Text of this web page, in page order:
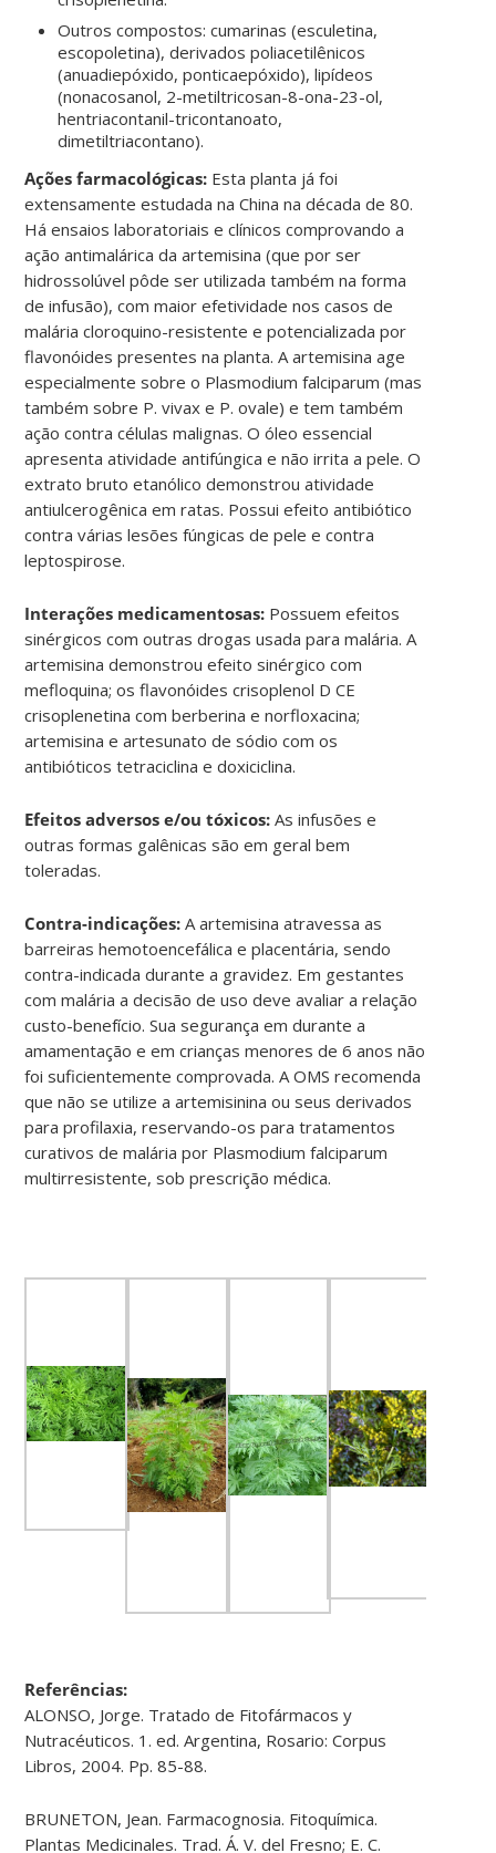
Outros compostos: cumarinas (esculetina,
escopoletina), derivados poliacetilênicos
(anuadiepóxido, ponticaepóxido), lipídeos
(nonacosanol, 2-metiltricosan-8-ona-23-ol,
hentriacontanil-tricontanoato,
dimetiltriacontano).
Ações farmacológicas: Esta planta já foi
extensamente estudada na China na década de 80.
Há ensaios laboratoriais e clínicos comprovando a
ação antimalárica da artemisina (que por ser
hidrossolúvel pôde ser utilizada também na forma
de infusão), com maior efetividade nos casos de
malária cloroquino-resistente e potencializada por
flavonóides presentes na planta. A artemisina age
especialmente sobre o Plasmodium falciparum (mas
também sobre P. vivax e P. ovale) e tem também
ação contra células malignas. O óleo essencial
apresenta atividade antifúngica e não irrita a pele. O
extrato bruto etanólico demonstrou atividade
antiulcerogênica em ratas. Possui efeito antibiótico
contra várias lesões fúngicas de pele e contra
leptospirose.
Interações medicamentosas: Possuem efeitos
sinérgicos com outras drogas usada para malária. A
artemisina demonstrou efeito sinérgico com
mefloquina; os flavonóides crisoplenol D CE
crisoplenetina com berberina e norfloxacina;
artemisina e artesunato de sódio com os
antibióticos tetraciclina e doxiciclina.
Efeitos adversos e/ou tóxicos: As infusões e
outras formas galênicas são em geral bem
toleradas.
Contra-indicações:A artemisina atravessa as
barreiras hemotoencefálica e placentária, sendo
contra-indicada durante a gravidez. Em gestantes
com malária a decisão de uso deve avaliar a relação
custo-benefício. Sua segurança em durante a
amamentação e em crianças menores de 6 anos não
foi suficientemente comprovada. A OMS recomenda
que não se utilize a artemisinina ou seus derivados
para profilaxia, reservando-os para tratamentos
curativos de malária por Plasmodium falciparum
multirresistente, sob prescrição médica.
Referências:
ALONSO, Jorge. Tratado de Fitofármacos y
Nutracéuticos. 1. ed. Argentina, Rosario: Corpus
Libros, 2004. Pp. 85-88.
BRUNETON, Jean. Farmacognosia. Fitoquímica.
Plantas Medicinales. Trad. Á. V. del Fresno; E. C.